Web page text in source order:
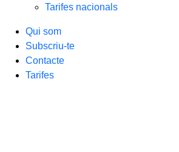
Tarifes nacionals
Qui som
Subscriu-te
Contacte
Tarifes